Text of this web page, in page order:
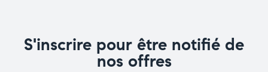
S'inscrire pour être notifié de
nos offres